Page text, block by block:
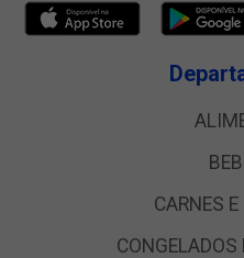
CARNES
CONGELADOS